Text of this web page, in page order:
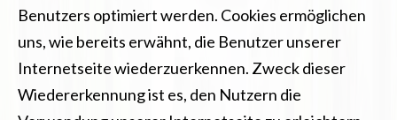
Benutzers optimiert werden. Cookies ermöglichen
uns, wie bereits erwähnt, die Benutzer unserer
Internetseite wiederzuerkennen. Zweck dieser
Wiedererkennung ist es, den Nutzern die